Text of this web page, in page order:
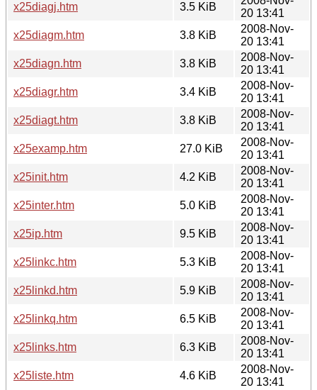
x25diagj.htm 3.5 KiB
20 13:41
x25diagm.htm
3.8 KiB
2008-Nov-
20 13:41
x25diagn.htm
3.8 KiB
2008-Nov-
20 13:41
x25diagr.htm
3.4 KiB
2008-Nov-
20 13:41
x25diagt.htm
3.8 KiB
2008-Nov-
20 13:41
x25examp.htm
27.0 KiB
2008-Nov-
20 13:41
x25init.htm
4.2 KiB
2008-Nov-
20 13:41
x25inter.htm
5.0 KiB
2008-Nov-
20 13:41
x25ip.htm
9.5 KiB
2008-Nov-
20 13:41
x25linkc.htm
5.3 KiB
2008-Nov-
20 13:41
x25linkd.htm
5.9 KiB
2008-Nov-
20 13:41
x25linkq.htm
6.5 KiB
2008-Nov-
20 13:41
x25links.htm
6.3 KiB
2008-Nov-
20 13:41
x25liste.htm
4.6 KiB
2008-Nov-
20 13:41